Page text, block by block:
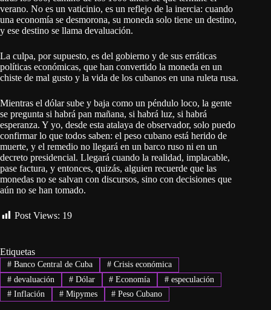
verano. No es un vaticinio, es un reflejo de la inercia: cuando
una economía se desmorona, su moneda solo tiene un destino,
y ese destino se llama devaluación.
La culpa, por supuesto, es del gobierno y de sus erráticas
políticas económicas, que han convertido la moneda en un
chiste de mal gusto y la vida de los cubanos en una ruleta rusa.
Mientras el dólar sube y baja como un péndulo loco, la gente
se pregunta si habrá pan mañana, si habrá luz, si habrá
esperanza. Y yo, desde esta atalaya de observador, solo puedo
confirmar lo que todos saben: el peso cubano está herido de
muerte, y el remedio no llegará en un barco ruso ni en un
decreto presidencial. Llegará cuando la realidad, implacable,
pase factura, y entonces, quizás, alguien recuerde que las
monedas no se salvan con discursos, sino con decisiones que
aún no se han tomado.
Post Views: 19
Etiquetas
#Banco Central de Cuba #Crisis económica
#devaluación #Dólar # Economía # especulación
#Inflación #Mipymes # Peso Cubano